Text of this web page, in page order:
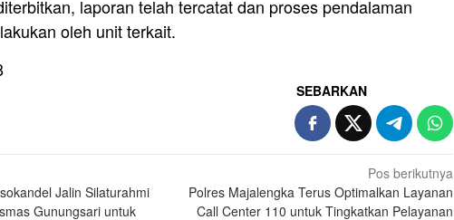
laporan telah tercatat dan proses pendalaman
oleh unit terkait.
SEBARKAN
Jalin Silaturahmi
Gunungsari untuk
Pos berikutnya
Polres Majalengka Terus Optimalkan Layanan
Call Center 110 untuk Tingkatkan Pelayanan